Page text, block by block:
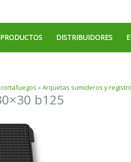
PRODUCTOS DISTRIBUIDORES
»Arquetas sumideros y
b125